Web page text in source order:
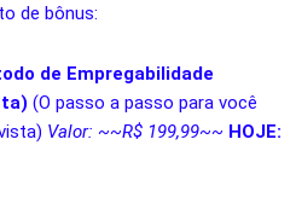
de bônus:
de Empregabilidade
(O passo a passo para você
Valor: ~~R$ 199,99~~ HOJE: